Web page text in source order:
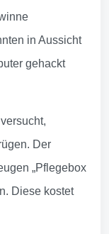
in Aussicht
gehackt
Der
„Pflegebox
Diese kostet